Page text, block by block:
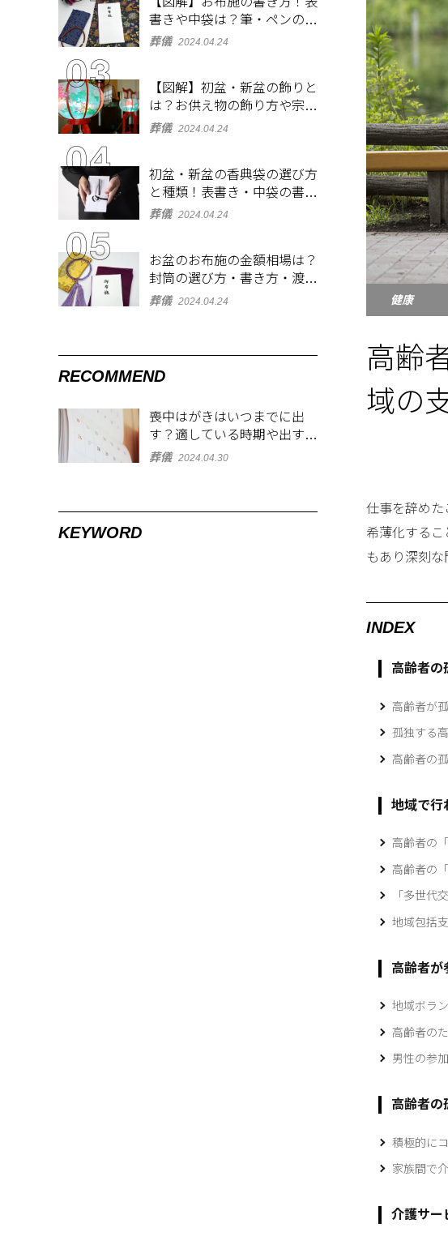
健康
高齢
域の
仕事を辞めた
希薄化する
もあり深刻な
INDEX
高齢者の
高齢者が
孤独する
高齢者の
地域で行
高齢者の
高齢者の
「多世代
地域包括
高齢者が
地域ボラ
高齢者の
男性の参
高齢者の
積極的に
家族間で
介護サー
書きや中袋は？筆・ペンのマ
ナーとよくあるQ&A集
葬儀 2024.04.24
【図解】初盆・新盆の飾りと
は？お供え物の飾り方や宗派
ごとの違いを解説！
葬儀 2024.04.24
初盆・新盆の香典袋の選び方
と種類！表書き・中袋の書き
方、お札の入れ方も
葬儀 2024.04.24
お盆のお布施の金額相場は？
封筒の選び方・書き方・渡し
方も解説
葬儀 2024.04.24
RECOMMEND
喪中はがきはいつまでに出
す？適している時期や出す範
囲を解説！
葬儀 2024.04.30
KEYWORD